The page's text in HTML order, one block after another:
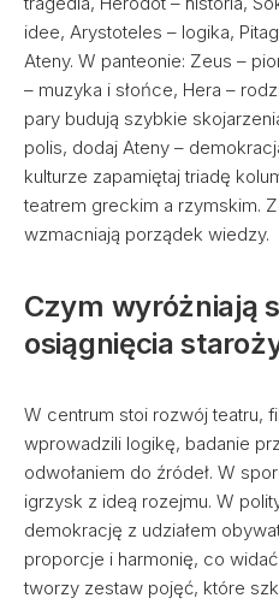
idee, Arystoteles – logika,
Ateny. W panteonie: Zeus –
– muzyka i słońce, Hera –
pary budują szybkie
polis, dodaj Ateny –
kulturze zapamiętaj triadę
teatrem greckim a rzymskim.
wzmacniają porządek wiedzy.
Czym wyróżniają
osiągnięcia
W centrum stoi rozwój teatru,
wprowadzili logikę, badanie
odwołaniem do źródeł. W
igrzysk z ideą rozejmu. W
demokrację z udziałem
proporcje i harmonię, co
tworzy zestaw pojęć, które